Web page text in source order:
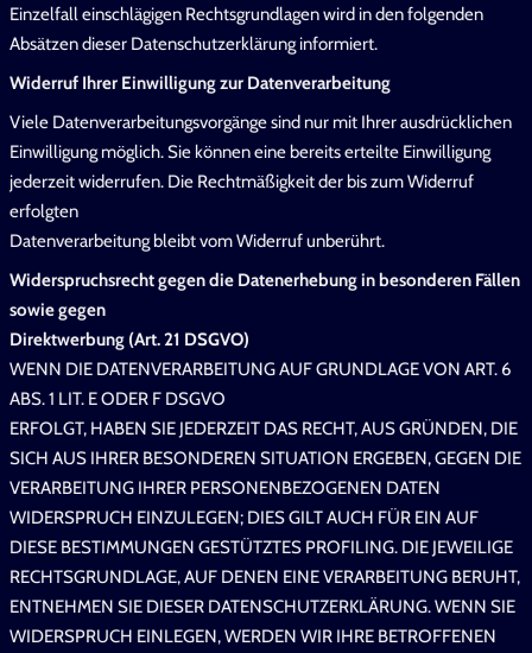
Einzelfall einschlägigen Rechtsgrundlagen wird in den folgenden
Absätzen dieser Datenschutzerklärung informiert.
Widerruf Ihrer Einwilligung zur Datenverarbeitung
Viele Datenverarbeitungsvorgänge sind nur mit Ihrer ausdrücklichen
Einwilligung möglich. Sie können eine bereits erteilte Einwilligung
jederzeit widerrufen. Die Rechtmäßigkeit der bis zum Widerruf
erfolgten
Datenverarbeitung bleibt vom Widerruf unberührt.
Widerspruchsrecht gegen die Datenerhebung in besonderen Fällen
sowie gegen
Direktwerbung (Art. 21 DSGVO)
WENN DIE DATENVERARBEITUNG AUF GRUNDLAGE VON ART. 6
ABS. 1 LIT. E ODER F DSGVO
ERFOLGT, HABEN SIE JEDERZEIT DAS RECHT, AUS GRÜNDEN, DIE
SICH AUS IHRER BESONDEREN SITUATION ERGEBEN, GEGEN DIE
VERARBEITUNG IHRER PERSONENBEZOGENEN DATEN
WIDERSPRUCH EINZULEGEN; DIES GILT AUCH FÜR EIN AUF
DIESE BESTIMMUNGEN GESTÜTZTES PROFILING. DIE JEWEILIGE
RECHTSGRUNDLAGE, AUF DENEN EINE VERARBEITUNG BERUHT,
ENTNEHMEN SIE DIESER DATENSCHUTZERKLÄRUNG. WENN SIE
WIDERSPRUCH EINLEGEN, WERDEN WIR IHRE BETROFFENEN